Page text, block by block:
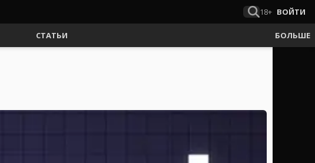
18+ ВОЙТИ
СТАТЬИ БОЛЬШЕ